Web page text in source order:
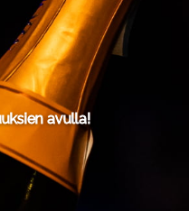
avulla!